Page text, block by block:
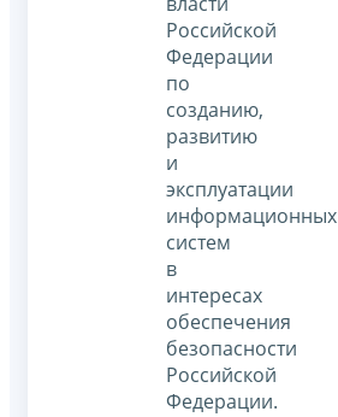
Российской
Федерации
по
созданию,
развитию
и
эксплуатации
информационных
систем
в
интересах
обеспечения
безопасности
Российской
Федерации.